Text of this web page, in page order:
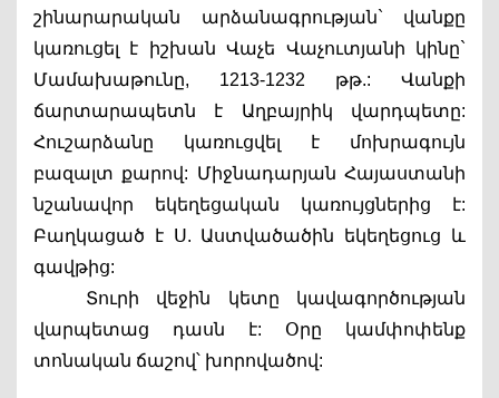
շինարարական արձանագրության` վանքը
կառուցել է իշխան Վաչե Վաչուտյանի կինը`
Մամախաթունը, 1213-1232 թթ.: Վանքի
ճարտարապետն է Աղբայրիկ վարդպետը:
Հուշարձանը կառուցվել է մոխրագույն
բազալտ քարով: Միջնադարյան Հայաստանի
նշանավոր եկեղեցական կառույցներից է:
Բաղկացած է Ս. Աստվածածին եկեղեցուց և
գավթից:
Տուրի վեջին կետը կավագործության
վարպետաց դասն է: Օրը կամփոփենք
տոնական ճաշով՝ խորովածով: